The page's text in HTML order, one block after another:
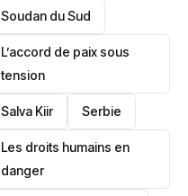
‎Soudan du Sud
L’accord de paix sous
tension
Salva Kiir ‎Serbie
Les droits humains en
danger